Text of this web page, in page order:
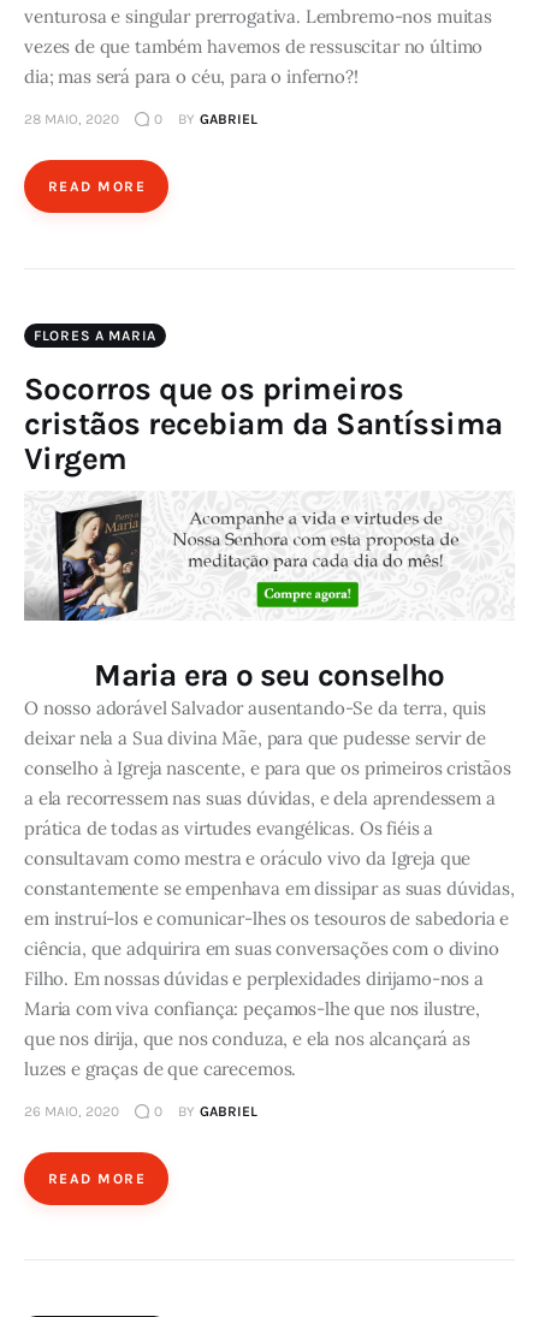
venturosa e singular prerrogativa. Lembremo-nos muitas
vezes de que também havemos de ressuscitar no último
dia; mas será para o céu, para o inferno?!
28 MAIO, 2020 0 BY GABRIEL
READ MORE
FLORES A MARIA
Socorros que os primeiros
cristãos recebiam da Santíssima
Virgem
Maria era o seu conselho
O nosso adorável Salvador ausentando-Se da terra, quis
deixar nela a Sua divina Mãe, para que pudesse servir de
conselho à Igreja nascente, e para que os primeiros cristãos
a ela recorressem nas suas dúvidas, e dela aprendessem a
prática de todas as virtudes evangélicas. Os fiéis a
consultavam como mestra e oráculo vivo da Igreja que
constantemente se empenhava em dissipar as suas dúvidas,
em instruí-los e comunicar-lhes os tesouros de sabedoria e
ciência, que adquirira em suas conversações com o divino
Filho. Em nossas dúvidas e perplexidades dirijamo-nos a
Maria com viva confiança: peçamos-lhe que nos ilustre,
que nos dirija, que nos conduza, e ela nos alcançará as
luzes e graças de que carecemos.
26 MAIO, 2020 0 BY GABRIEL
READ MORE